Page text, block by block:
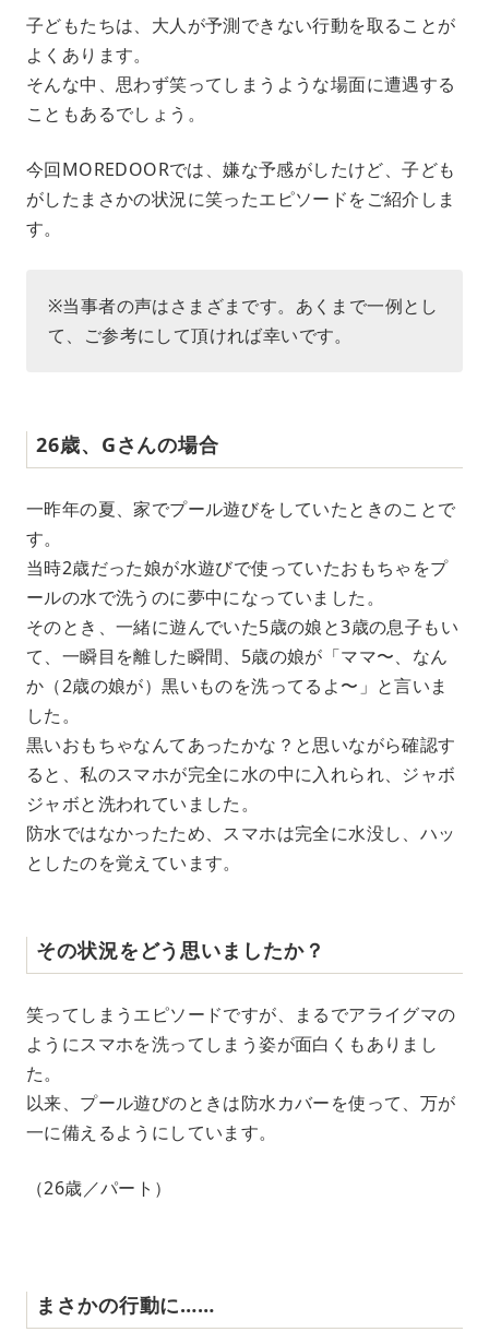
u
e
子どもたちは、大人が予測できない行動を取ることが
よくあります。
そんな中、思わず笑ってしまうような場面に遭遇する
こともあるでしょう。
今回MOREDOORでは、嫌な予感がしたけど、子ども
がしたまさかの状況に笑ったエピソードをご紹介しま
す。
※当事者の声はさまざまです。あくまで一例とし
て、ご参考にして頂ければ幸いです。
26歳、Gさんの場合
一昨年の夏、家でプール遊びをしていたときのことで
す。
当時2歳だった娘が水遊びで使っていたおもちゃをプ
ールの水で洗うのに夢中になっていました。
そのとき、一緒に遊んでいた5歳の娘と3歳の息子もい
て、一瞬目を離した瞬間、5歳の娘が「ママ〜、なん
か（2歳の娘が）黒いものを洗ってるよ〜」と言いま
した。
黒いおもちゃなんてあったかな？と思いながら確認す
ると、私のスマホが完全に水の中に入れられ、ジャボ
ジャボと洗われていました。
防水ではなかったため、スマホは完全に水没し、ハッ
としたのを覚えています。
その状況をどう思いましたか？
笑ってしまうエピソードですが、まるでアライグマの
ようにスマホを洗ってしまう姿が面白くもありまし
た。
以来、プール遊びのときは防水カバーを使って、万が
一に備えるようにしています。
（26歳／パート）
まさかの行動に……